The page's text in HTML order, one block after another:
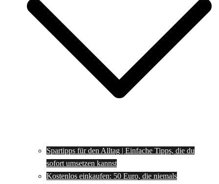
Spartipps für den Alltag | Einfache Tipps, die du
sofort umsetzen kannst
Kostenlos einkaufen: 50 Euro, die niemals